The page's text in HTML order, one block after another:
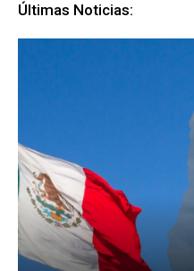
Últimas Noticias: